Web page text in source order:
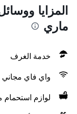
المزايا
ماري
خدمة الغرف
واي فاي مجاني
لوازم استحمام